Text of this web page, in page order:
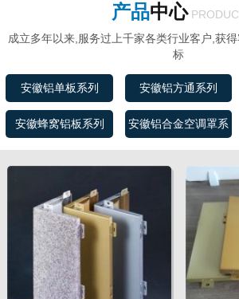
产品中心
成立多年以来,服务过上千家各类行业客户,获
标
安徽铝单板系列 安徽铝方通系列
安徽蜂窝铝板系列 安徽铝合金空调罩系
列